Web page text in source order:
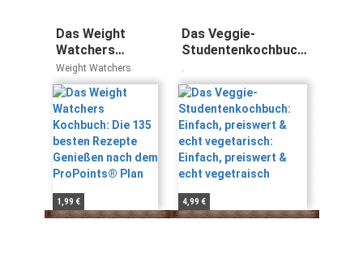
Das Weight
Watchers
Kochbuch: Die
135 besten
Rezepte
Genießen nach
dem ProPoints®
Plan
Weight Watchers
1,99 €
Das Veggie-
Studentenkochbuch:
echt vegetarisch:
Einfach, preiswert &
echt vegetraisch
.
4,99 €